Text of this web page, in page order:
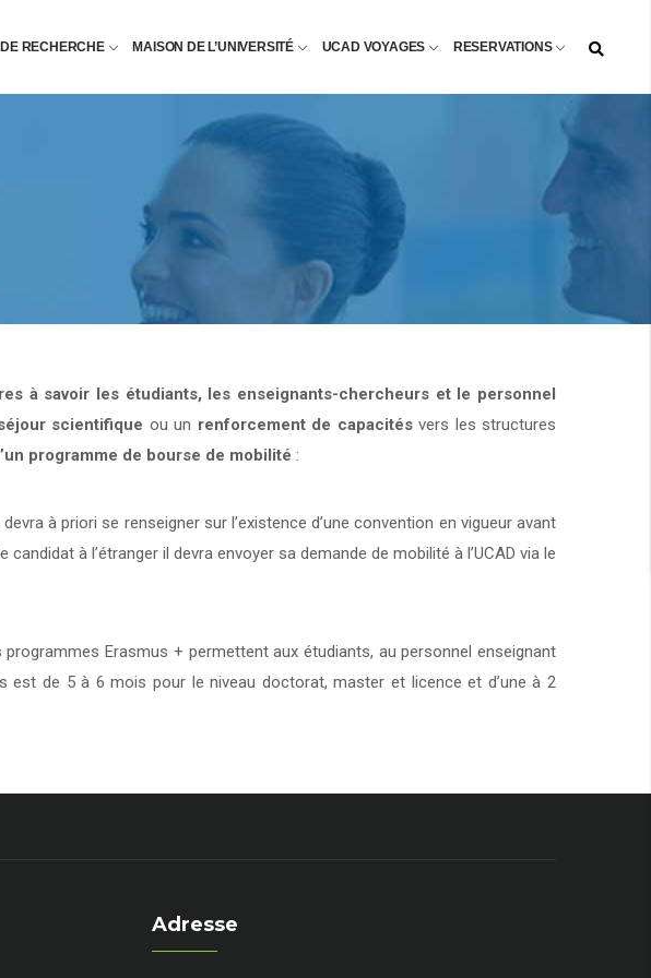
RECHERCHE MAISON DE L’UNIVERSITÉ UCAD VOYAGES RESERVATIONS
à savoir les étudiants, les enseignants-chercheurs et le personnel
scientifique ou un renforcement de capacitésvers les structures
programme de bourse de mobilité :
devra à priori se renseigner sur l’existence d’une convention en vigueur avant
à l’étranger il devra envoyer sa demande de mobilité à l’UCAD via le
Erasmus + permettent aux étudiants, au personnel enseignant
est de 5 à 6 mois pour le niveau doctorat, master et licence et d’une à 2
Adresse